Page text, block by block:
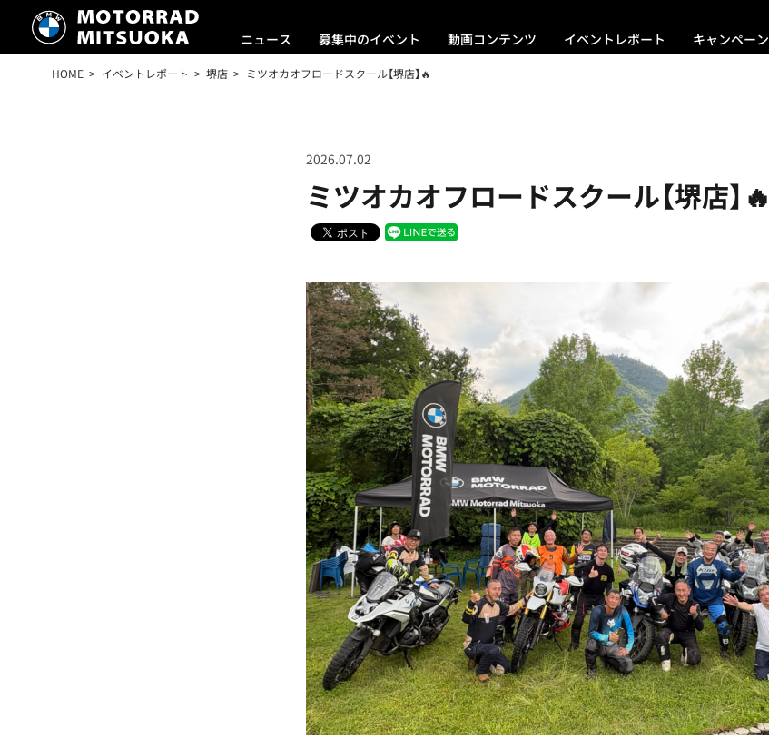
ニュース 募集中のイベント 動画コンテンツ イベントレポート キャンペーン
HOME イベントレポート 堺店 ミツオカオフロードスクール【堺店】🔥
ミツオカオフロードスクール【堺店】🔥
2026.07.02